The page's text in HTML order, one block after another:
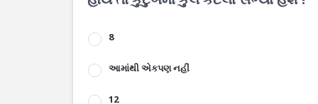
8
આમાંથી એકપણ નહીં
12